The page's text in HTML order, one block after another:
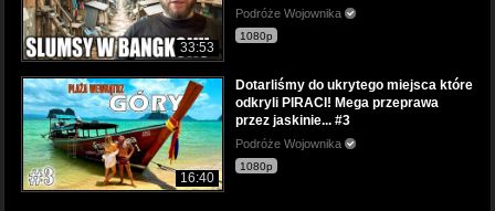
33:53
Podróże Wojownika
1080p
16:40
Dotarliśmy do ukrytego miejsca które
odkryli PIRACI! Mega przeprawa
przez jaskinie... #3
Podróże Wojownika
1080p